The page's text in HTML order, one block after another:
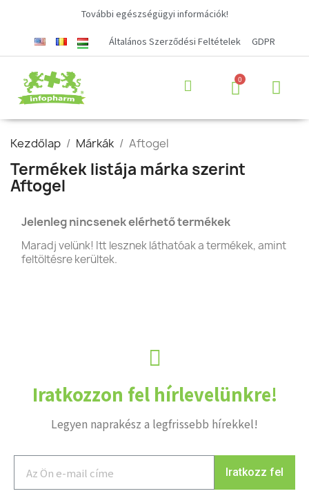
További egészségügyi információk!
Általános Szerződési Feltételek GDPR
Kezdőlap Márkák Aftogel
Termékek listája márka szerint
Aftogel
Jelenleg nincsenek elérhető termékek
Maradj velünk! Itt lesznek láthatóak a termékek, amint
feltöltésre kerültek.
Iratkozzon fel hírlevelünkre!
Legyen naprakész a legfrissebb hírekkel!
Iratkozz fel